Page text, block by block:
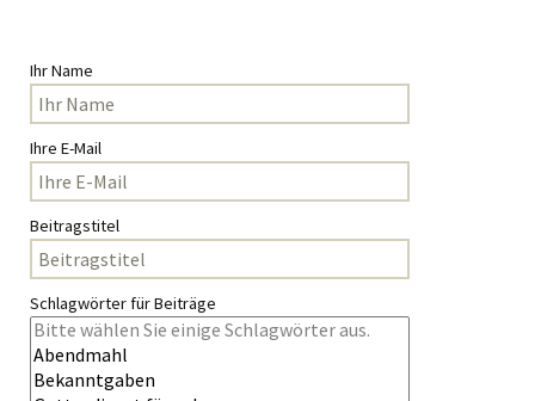
Ihr Name
Ihre E-Mail
Beitragstitel
Schlagwörter für Beiträge